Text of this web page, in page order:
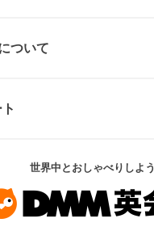
ついて
世界中とおしゃべりしよう